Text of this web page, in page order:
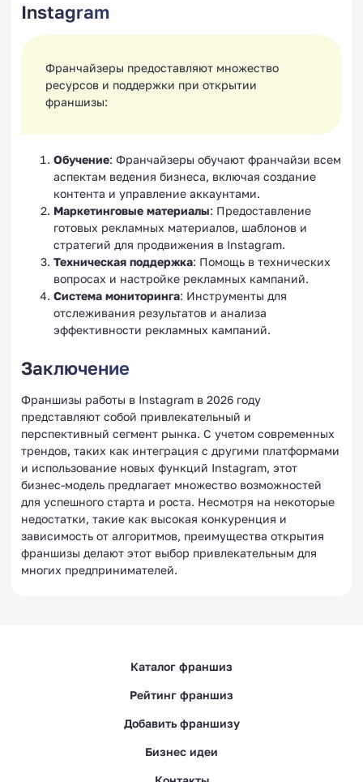
Instagram
Франчайзеры предоставляют множество
ресурсов и поддержки при открытии
франшизы:
Обучение: Франчайзеры обучают франчайзи всем
аспектам ведения бизнеса, включая создание
контента и управление аккаунтами.
Маркетинговые материалы: Предоставление
готовых рекламных материалов, шаблонов и
стратегий для продвижения в Instagram.
Техническая поддержка: Помощь в технических
вопросах и настройке рекламных кампаний.
Система мониторинга: Инструменты для
отслеживания результатов и анализа
эффективности рекламных кампаний.
Заключение
Франшизы работы в Instagram в 2026 году
представляют собой привлекательный и
перспективный сегмент рынка. С учетом современных
трендов, таких как интеграция с другими платформами
и использование новых функций Instagram, этот
бизнес-модель предлагает множество возможностей
для успешного старта и роста. Несмотря на некоторые
недостатки, такие как высокая конкуренция и
зависимость от алгоритмов, преимущества открытия
франшизы делают этот выбор привлекательным для
многих предпринимателей.
Каталог франшиз
Рейтинг франшиз
Добавить франшизу
Бизнес идеи